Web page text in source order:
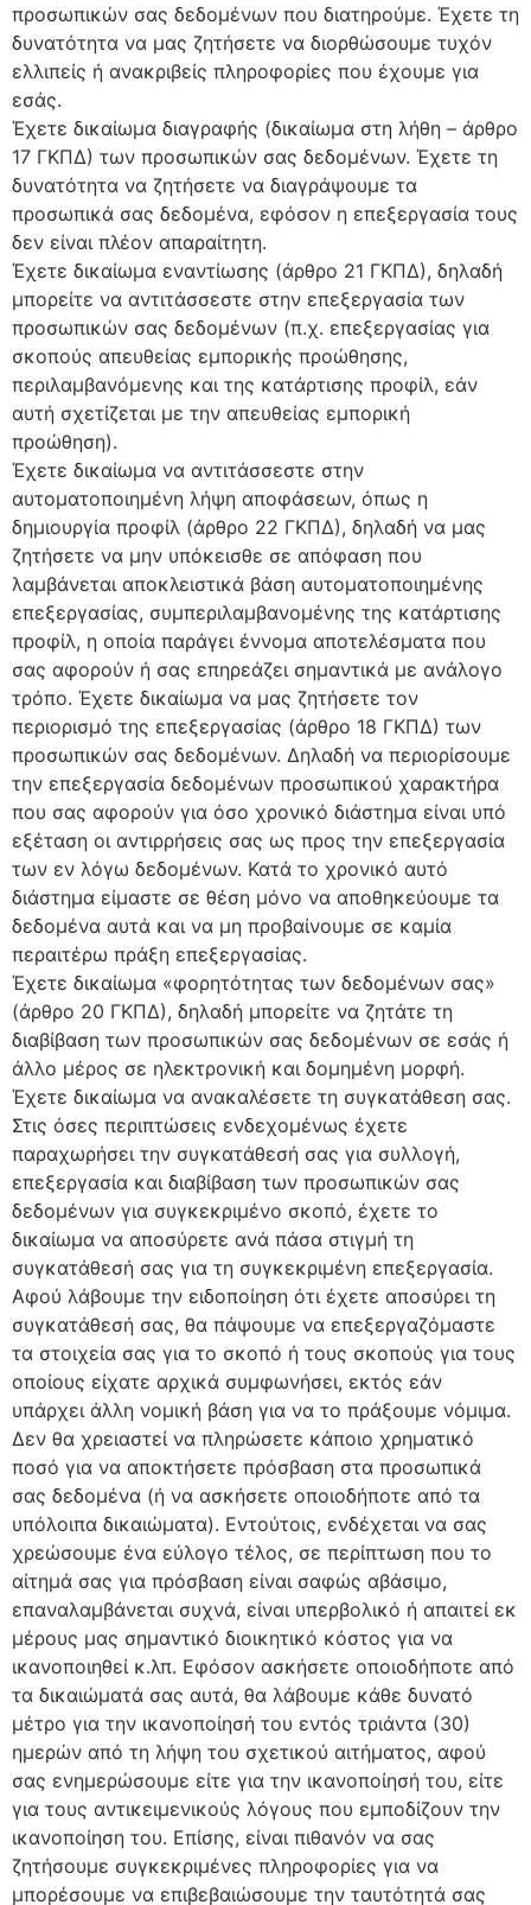
προσωπικών σας δεδομένων που διατηρούμε. Έχετε τη
δυνατότητα να μας ζητήσετε να διορθώσουμε τυχόν
ελλιπείς ή ανακριβείς πληροφορίες που έχουμε για
εσάς.
Έχετε δικαίωμα διαγραφής (δικαίωμα στη λήθη – άρθρο
17 ΓΚΠΔ) των προσωπικών σας δεδομένων. Έχετε τη
δυνατότητα να ζητήσετε να διαγράψουμε τα
προσωπικά σας δεδομένα, εφόσον η επεξεργασία τους
δεν είναι πλέον απαραίτητη.
Έχετε δικαίωμα εναντίωσης (άρθρο 21 ΓΚΠΔ), δηλαδή
μπορείτε να αντιτάσσεστε στην επεξεργασία των
προσωπικών σας δεδομένων (π.χ. επεξεργασίας για
σκοπούς απευθείας εμπορικής προώθησης,
περιλαμβανόμενης και της κατάρτισης προφίλ, εάν
αυτή σχετίζεται με την απευθείας εμπορική
προώθηση).
Έχετε δικαίωμα να αντιτάσσεστε στην
αυτοματοποιημένη λήψη αποφάσεων, όπως η
δημιουργία προφίλ (άρθρο 22 ΓΚΠΔ), δηλαδή να μας
ζητήσετε να μην υπόκεισθε σε απόφαση που
λαμβάνεται αποκλειστικά βάση αυτοματοποιημένης
επεξεργασίας, συμπεριλαμβανομένης της κατάρτισης
προφίλ, η οποία παράγει έννομα αποτελέσματα που
σας αφορούν ή σας επηρεάζει σημαντικά με ανάλογο
τρόπο. Έχετε δικαίωμα να μας ζητήσετε τον
περιορισμό της επεξεργασίας (άρθρο 18 ΓΚΠΔ) των
προσωπικών σας δεδομένων. Δηλαδή να περιορίσουμε
την επεξεργασία δεδομένων προσωπικού χαρακτήρα
που σας αφορούν για όσο χρονικό διάστημα είναι υπό
εξέταση οι αντιρρήσεις σας ως προς την επεξεργασία
των εν λόγω δεδομένων. Κατά το χρονικό αυτό
διάστημα είμαστε σε θέση μόνο να αποθηκεύουμε τα
δεδομένα αυτά και να μη προβαίνουμε σε καμία
περαιτέρω πράξη επεξεργασίας.
Έχετε δικαίωμα «φορητότητας των δεδομένων σας»
(άρθρο 20 ΓΚΠΔ), δηλαδή μπορείτε να ζητάτε τη
διαβίβαση των προσωπικών σας δεδομένων σε εσάς ή
άλλο μέρος σε ηλεκτρονική και δομημένη μορφή.
Έχετε δικαίωμα να ανακαλέσετε τη συγκατάθεση σας.
Στις όσες περιπτώσεις ενδεχομένως έχετε
παραχωρήσει την συγκατάθεσή σας για συλλογή,
επεξεργασία και διαβίβαση των προσωπικών σας
δεδομένων για συγκεκριμένο σκοπό, έχετε το
δικαίωμα να αποσύρετε ανά πάσα στιγμή τη
συγκατάθεσή σας για τη συγκεκριμένη επεξεργασία.
Αφού λάβουμε την ειδοποίηση ότι έχετε αποσύρει τη
συγκατάθεσή σας, θα πάψουμε να επεξεργαζόμαστε
τα στοιχεία σας για το σκοπό ή τους σκοπούς για τους
οποίους είχατε αρχικά συμφωνήσει, εκτός εάν
υπάρχει άλλη νομική βάση για να το πράξουμε νόμιμα.
Δεν θα χρειαστεί να πληρώσετε κάποιο χρηματικό
ποσό για να αποκτήσετε πρόσβαση στα προσωπικά
σας δεδομένα (ή να ασκήσετε οποιοδήποτε από τα
υπόλοιπα δικαιώματα). Εντούτοις, ενδέχεται να σας
χρεώσουμε ένα εύλογο τέλος, σε περίπτωση που το
αίτημά σας για πρόσβαση είναι σαφώς αβάσιμο,
επαναλαμβάνεται συχνά, είναι υπερβολικό ή απαιτεί εκ
μέρους μας σημαντικό διοικητικό κόστος για να
ικανοποιηθεί κ.λπ. Εφόσον ασκήσετε οποιοδήποτε από
τα δικαιώματά σας αυτά, θα λάβουμε κάθε δυνατό
μέτρο για την ικανοποίησή του εντός τριάντα (30)
ημερών από τη λήψη του σχετικού αιτήματος, αφού
σας ενημερώσουμε είτε για την ικανοποίησή του, είτε
για τους αντικειμενικούς λόγους που εμποδίζουν την
ικανοποίηση του. Επίσης, είναι πιθανόν να σας
ζητήσουμε συγκεκριμένες πληροφορίες για να
μπορέσουμε να επιβεβαιώσουμε την ταυτότητά σας